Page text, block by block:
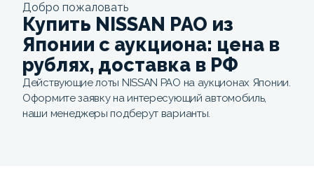
Добро пожаловать
Купить NISSAN PAO из
Японии с аукциона: цена в
рублях, доставка в РФ
Действующие лоты NISSAN PAO на аукционах Японии.
Оформите заявку на интересующий автомобиль,
наши менеджеры подберут варианты.